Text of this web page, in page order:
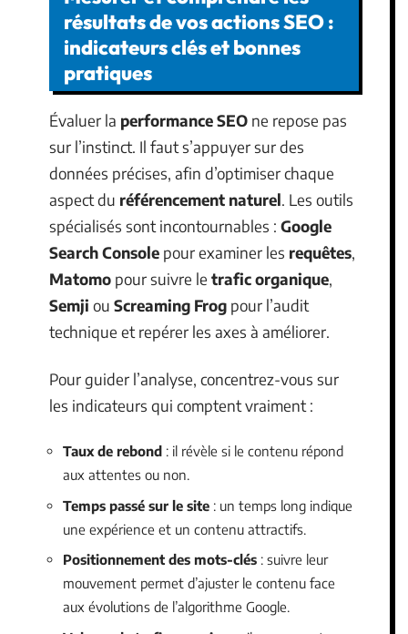
résultats de vos actions SEO :
indicateurs clés et bonnes
pratiques
Évaluer la performance SEO ne repose pas
sur l’instinct. Il faut s’appuyer sur des
données précises, afin d’optimiser chaque
aspect du référencement naturel. Les outils
spécialisés sont incontournables : Google
Search Console pour examiner les requêtes,
Matomo pour suivre le trafic organique,
Semji ou Screaming Frog pour l’audit
technique et repérer les axes à améliorer.
Pour guider l’analyse, concentrez-vous sur
les indicateurs qui comptent vraiment :
Taux de rebond : il révèle si le contenu répond
aux attentes ou non.
Temps passé sur le site : un temps long indique
une expérience et un contenu attractifs.
Positionnement des mots-clés : suivre leur
mouvement permet d’ajuster le contenu face
aux évolutions de l’algorithme Google.